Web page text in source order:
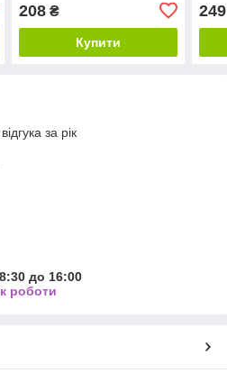
208₴
Купити
249
за рік
до 16:00
роботи